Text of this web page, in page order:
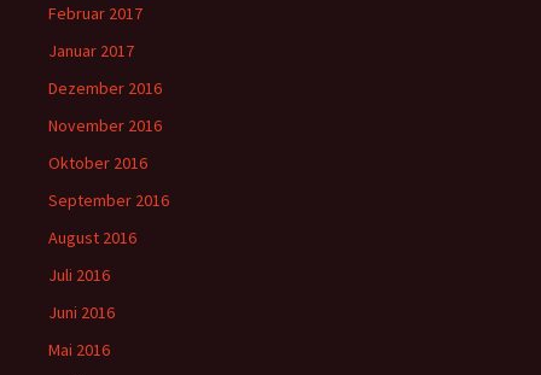
Februar 2017
Januar 2017
Dezember 2016
November 2016
Oktober 2016
September 2016
August 2016
Juli 2016
Juni 2016
Mai 2016